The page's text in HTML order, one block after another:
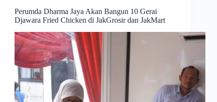
Perumda Dharma Jaya Akan Bangun 10 Gerai
Djawara Fried Chicken di JakGrosir dan JakMart